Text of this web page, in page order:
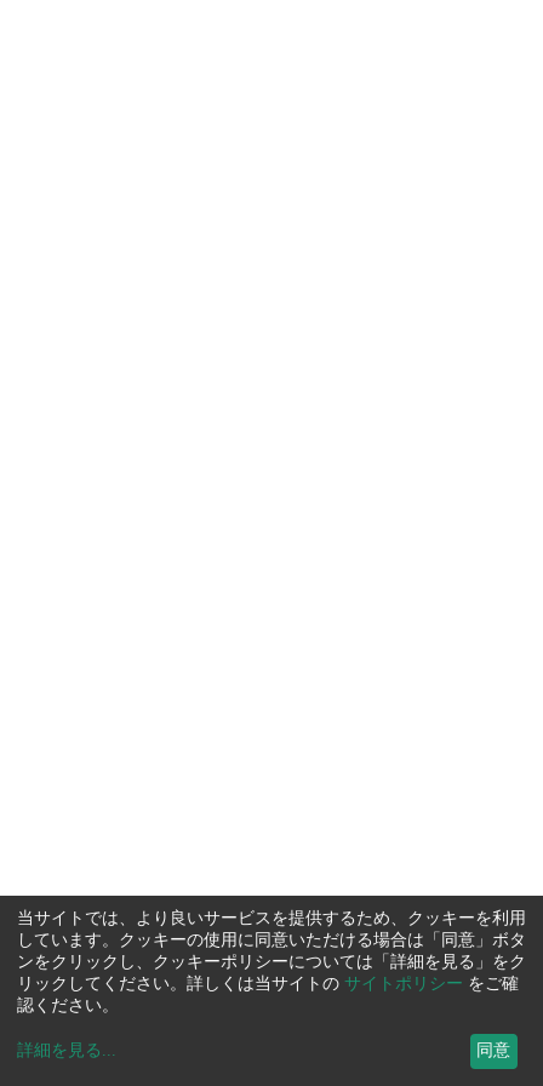
当サイトでは、より良いサービスを提供するため、クッキーを利用
しています。クッキーの使用に同意いただける場合は「同意」ボタ
ンをクリックし、クッキーポリシーについては「詳細を見る」をク
リックしてください。詳しくは当サイトの サイトポリシー をご確
認ください。
詳細を見る ... 同意